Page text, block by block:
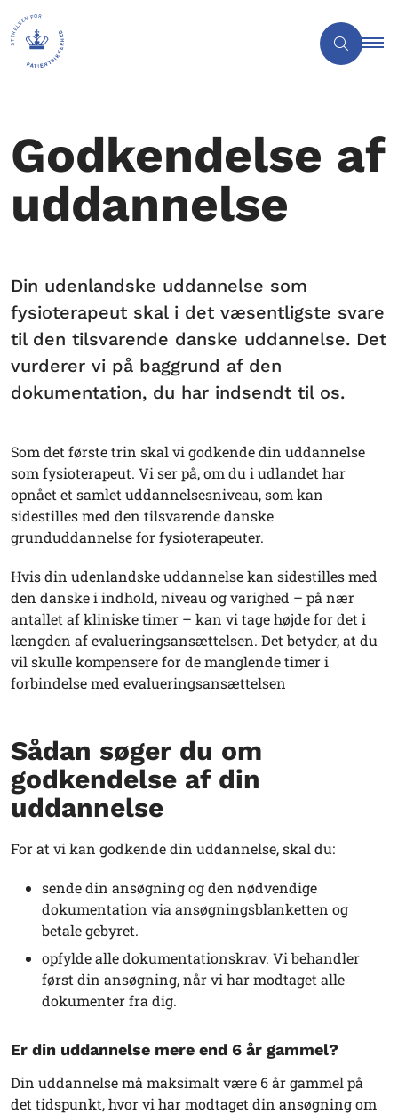
Godkendelse af
uddannelse
Din udenlandske uddannelse som
fysioterapeut skal i det væsentligste svare
til den tilsvarende danske uddannelse. Det
vurderer vi på baggrund af den
dokumentation, du har indsendt til os.
Som det første trin skal vi godkende din uddannelse
som fysioterapeut. Vi ser på, om du i udlandet har
opnået et samlet uddannelsesniveau, som kan
sidestilles med den tilsvarende danske
grunduddannelse for fysioterapeuter.
Hvis din udenlandske uddannelse kan sidestilles med
den danske i indhold, niveau og varighed – på nær
antallet af kliniske timer – kan vi tage højde for det i
længden af evalueringsansættelsen. Det betyder, at du
vil skulle kompensere for de manglende timer i
forbindelse med evalueringsansættelsen
Sådan søger du om
godkendelse af din
uddannelse
For at vi kan godkende din uddannelse, skal du:
sende din ansøgning og den nødvendige
dokumentation via ansøgningsblanketten og
betale gebyret.
opfylde alle dokumentationskrav. Vi behandler
først din ansøgning, når vi har modtaget alle
dokumenter fra dig.
Er din uddannelse mere end 6 år gammel?
Din uddannelse må maksimalt være 6 år gammel på
det tidspunkt, hvor vi har modtaget din ansøgning om